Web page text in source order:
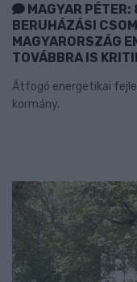
MAGYAR
BERUHÁZÁSI
MAGYARORSZÁG
TOVÁBBRA IS
Átfogó energetikai
kormány.